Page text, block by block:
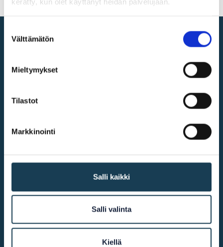
valinta
Välttämätön
Mieltymykset
Tilastot
Markkinointi
Salli kaikki
Salli valinta
Kiellä
@2026
More info
Cookie declaration
Other links
European Commission